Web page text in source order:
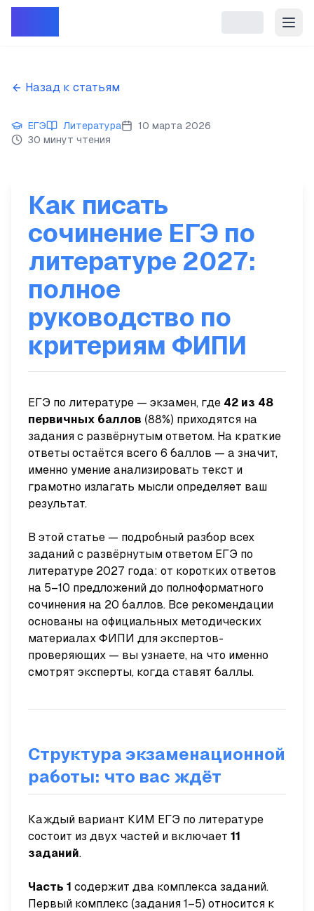
Назад к статьям
ЕГЭ Литература
10 марта 2026
30 минут чтения
Как писать
сочинение ЕГЭ по
литературе 2027:
полное
руководство по
критериям ФИПИ
ЕГЭ по литературе — экзамен, где 42 из 48
первичных баллов (88%) приходятся на
задания с развёрнутым ответом. На краткие
ответы остаётся всего 6 баллов — а значит,
именно умение анализировать текст и
грамотно излагать мысли определяет ваш
результат.
В этой статье — подробный разбор всех
заданий с развёрнутым ответом ЕГЭ по
литературе 2027 года: от коротких ответов
на 5–10 предложений до полноформатного
сочинения на 20 баллов. Все рекомендации
основаны на официальных методических
материалах ФИПИ для экспертов-
проверяющих — вы узнаете, на что именно
смотрят эксперты, когда ставят баллы.
Структура экзаменационной
работы: что вас ждёт
Каждый вариант КИМ ЕГЭ по литературе
состоит из двух частей и включает 11
заданий.
Часть 1 содержит два комплекса заданий.
Первый комплекс (задания 1–5) относится к